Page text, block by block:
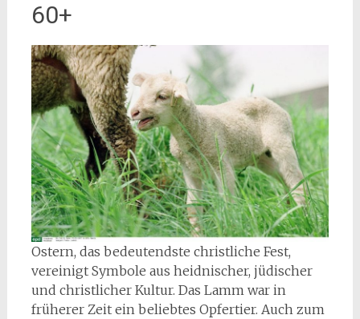
60+
Ostern, das bedeutendste christliche Fest,
vereinigt Symbole aus heidnischer, jüdischer
und christlicher Kultur. Das Lamm war in
früherer Zeit ein beliebtes Opfertier. Auch zum